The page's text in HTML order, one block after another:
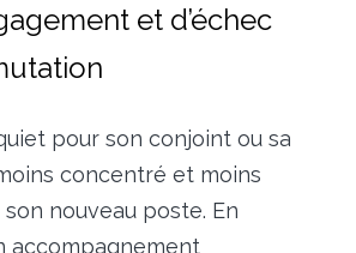
et d’échec
pour son conjoint ou sa
concentré et moins
nouveau poste. En
accompagnement